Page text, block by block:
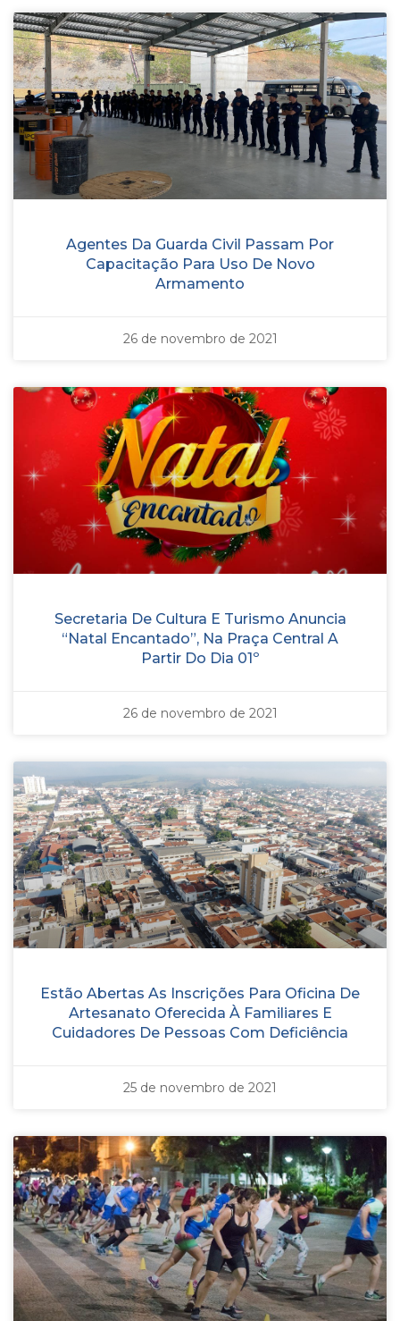
Agentes Da Guarda Civil Passam Por
Capacitação Para Uso De Novo
Armamento
26 de novembro de 2021
Secretaria De Cultura E Turismo Anuncia
“Natal Encantado”, Na Praça Central A
Partir Do Dia 01º
26 de novembro de 2021
Estão Abertas As Inscrições Para Oficina De
Artesanato Oferecida À Familiares E
Cuidadores De Pessoas Com Deficiência
25 de novembro de 2021